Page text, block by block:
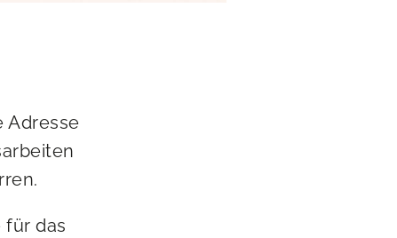
Adresse
für das